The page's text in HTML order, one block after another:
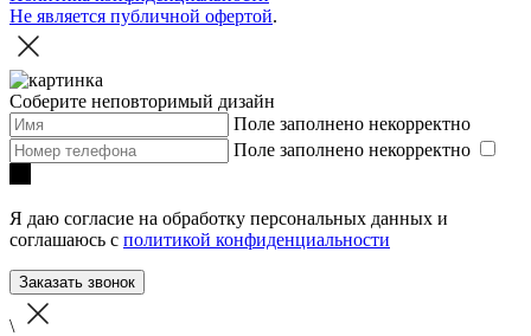
Не является публичной офертой.
Соберите неповторимый дизайн
Поле заполнено некорректно
Поле заполнено некорректно
Я даю согласие на обработку персональных данных и
соглашаюсь с политикой конфиденциальности
Заказать звонок
\